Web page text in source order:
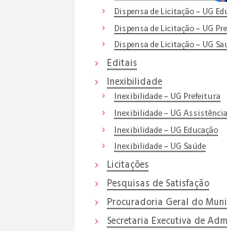
Dispensa de Licitação – UG
Dispensa de Licitação – UG
Dispensa de Licitação – UG
Editais
Inexibilidade
Inexibilidade – UG Prefeitura
Inexibilidade – UG
Inexibilidade – UG Educação
Inexibilidade – UG Saúde
Licitações
Pesquisas de Satisfação
Procuradoria Geral do
Secretaria Executiva de